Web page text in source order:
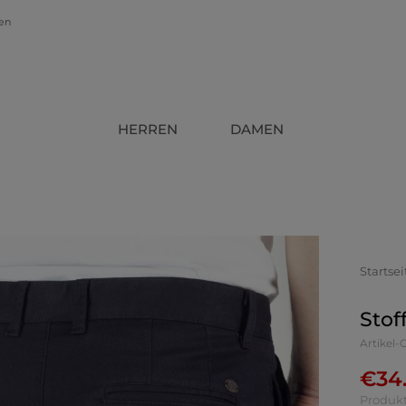
HERREN DAMEN
Artikel-
€